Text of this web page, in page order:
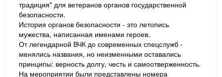
традиция" для ветеранов органов государственной
безопасности.
История органов безопасности - это летопись
мужества, написанная именами героев.
От легендарной ВЧК до современных спецслужб -
менялись названия, но неизменными оставались
принципы: верность долгу, честь и самоотверженность.
На мероприятии были представлены номера